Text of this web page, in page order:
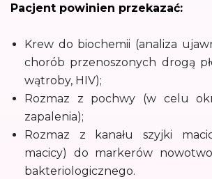
Pacjent powinien przekazać:
Krew do biochemii (analiza
chorób przenoszonych drogą
wątroby, HIV);
Rozmaz z pochwy (w celu
zapalenia);
Rozmaz z kanału szyjki
macicy) do markerów
bakteriologicznego.